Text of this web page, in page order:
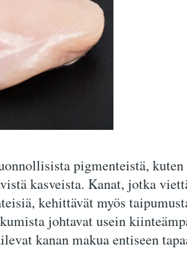
pigmenteistä, kuten
kasveista. Kanat, jotka
kehittävät myös
johtavat usein
kanan makua entiseen